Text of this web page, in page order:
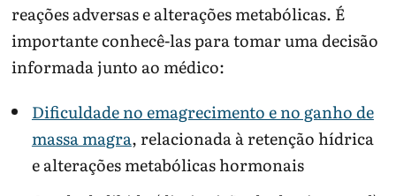
reações adversas e alterações metabólicas. É
importante conhecê-las para tomar uma decisão
informada junto ao médico:
Dificuldade no emagrecimento e no ganho de
massa magra, relacionada à retenção hídrica
e alterações metabólicas hormonais